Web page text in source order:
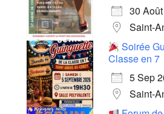
30
Saint-
Soirée
Classe en 7
5 Sep
Saint-